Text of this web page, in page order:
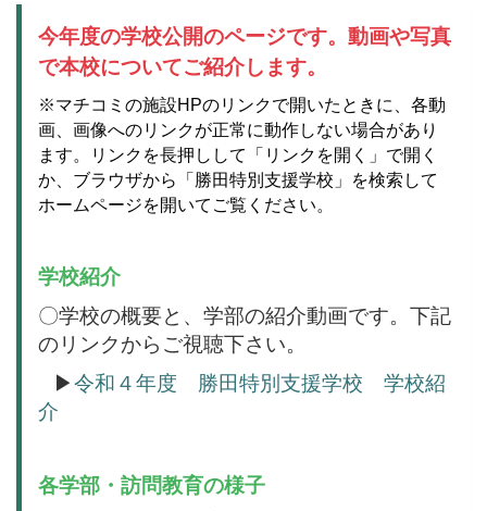
今年度の学校公開のページです。動画や写真
で本校についてご紹介します。
※マチコミの施設HPのリンクで開いたときに、各動
画、画像へのリンクが正常に動作しない場合があり
ます。リンクを長押しして「リンクを開く」で開く
か、ブラウザから「勝田特別支援学校」を検索して
ホームページを開いてご覧ください。
学校紹介
〇学校の概要と、学部の紹介動画です。下記
のリンクからご視聴下さい。
▶令和４年度 勝田特別支援学校 学校紹
介
各学部・訪問教育の様子